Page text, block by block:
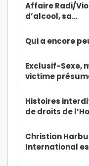
Affaire Radi/
d’alcool, sa…
Qui a encore
Exclusif-Sexe,
victime
Histoires
de droits de
Christian
International